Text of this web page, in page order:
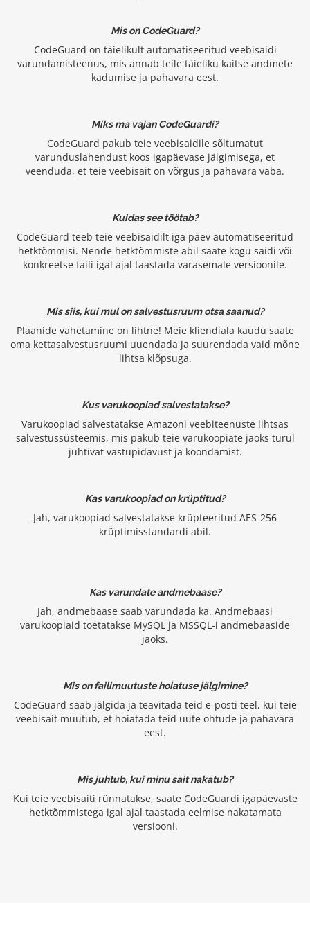
Mis on CodeGuard?
CodeGuard on täielikult automatiseeritud veebisaidi
varundamisteenus, mis annab teile täieliku kaitse andmete
kadumise ja pahavara eest.
Miks ma vajan CodeGuardi?
CodeGuard pakub teie veebisaidile sõltumatut
varunduslahendust koos igapäevase jälgimisega, et
veenduda, et teie veebisait on võrgus ja pahavara vaba.
Kuidas see töötab?
CodeGuard teeb teie veebisaidilt iga päev automatiseeritud
hetktõmmisi. Nende hetktõmmiste abil saate kogu saidi või
konkreetse faili igal ajal taastada varasemale versioonile.
Mis siis, kui mul on salvestusruum otsa saanud?
Plaanide vahetamine on lihtne! Meie kliendiala kaudu saate
oma kettasalvestusruumi uuendada ja suurendada vaid mõne
lihtsa klõpsuga.
Kus varukoopiad salvestatakse?
Varukoopiad salvestatakse Amazoni veebiteenuste lihtsas
salvestussüsteemis, mis pakub teie varukoopiate jaoks turul
juhtivat vastupidavust ja koondamist.
Kas varukoopiad on krüptitud?
Jah, varukoopiad salvestatakse krüpteeritud AES-256
krüptimisstandardi abil.
Kas varundate andmebaase?
Jah, andmebaase saab varundada ka. Andmebaasi
varukoopiaid toetatakse MySQL ja MSSQL-i andmebaaside
jaoks.
Mis on failimuutuste hoiatuse jälgimine?
CodeGuard saab jälgida ja teavitada teid e-posti teel, kui teie
veebisait muutub, et hoiatada teid uute ohtude ja pahavara
eest.
Mis juhtub, kui minu sait nakatub?
Kui teie veebisaiti rünnatakse, saate CodeGuardi igapäevaste
hetktõmmistega igal ajal taastada eelmise nakatamata
versiooni.